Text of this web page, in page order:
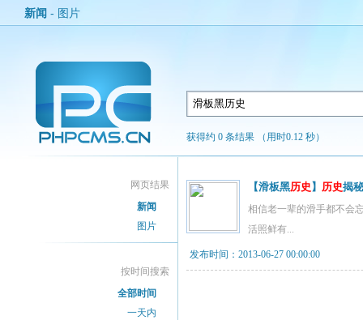
新闻 - 图片
获得约 0 条结果 （用时0.12 秒）
网页结果
新闻
图片
按时间搜索
全部时间
一天内
【滑板黑历史 】 历史揭
相信老一辈的滑手都不会
活照鲜有...
发布时间：2013-06-27 00:00:00